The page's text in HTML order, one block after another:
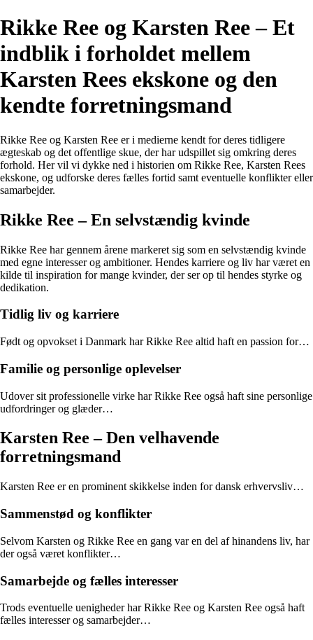
Rikke Ree og Karsten Ree – Et
indblik i forholdet mellem
Karsten Rees ekskone og den
kendte forretningsmand
Rikke Ree og Karsten Ree er i medierne kendt for deres tidligere
ægteskab og det offentlige skue, der har udspillet sig omkring deres
forhold. Her vil vi dykke ned i historien om Rikke Ree, Karsten Rees
ekskone, og udforske deres fælles fortid samt eventuelle konflikter eller
samarbejder.
Rikke Ree – En selvstændig kvinde
Rikke Ree har gennem årene markeret sig som en selvstændig kvinde
med egne interesser og ambitioner. Hendes karriere og liv har været en
kilde til inspiration for mange kvinder, der ser op til hendes styrke og
dedikation.
Tidlig liv og karriere
Født og opvokset i Danmark har Rikke Ree altid haft en passion for…
Familie og personlige oplevelser
Udover sit professionelle virke har Rikke Ree også haft sine personlige
udfordringer og glæder…
Karsten Ree – Den velhavende
forretningsmand
Karsten Ree er en prominent skikkelse inden for dansk erhvervsliv…
Sammenstød og konflikter
Selvom Karsten og Rikke Ree en gang var en del af hinandens liv, har
der også været konflikter…
Samarbejde og fælles interesser
Trods eventuelle uenigheder har Rikke Ree og Karsten Ree også haft
fælles interesser og samarbejder…